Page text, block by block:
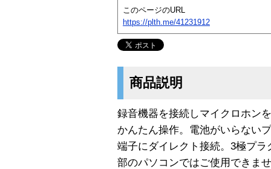
このページのURL
https://plth.me/41231912
商品説明
録音機器を接続しマイクロホン
かんたん操作。電池がいらない
端子にダイレクト接続。3極プ
部のパソコンではご使用できま